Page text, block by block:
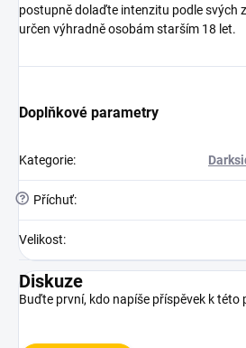
postupně dolaďte intenzitu podle svých
určen výhradně osobám starším 18 let.
Doplňkové parametry
Kategorie:
? Příchuť:
Velikost:
Diskuze
Buďte první, kdo napíše příspěvek k této